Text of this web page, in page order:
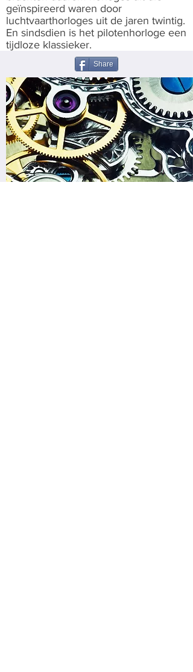
geïnspireerd waren door
luchtvaarthorloges uit de jaren twintig.
En sindsdien is het pilotenhorloge een
tijdloze klassieker.
Share